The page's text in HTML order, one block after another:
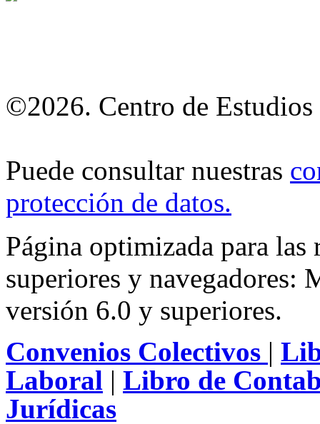
©2026. Centro de Estudios
Puede consultar nuestras
protección de datos.
Página optimizada para
superiores y
versión 6.0 y superiores.
Convenios Colectivos |
Laboral | Libro de
Jurídicas